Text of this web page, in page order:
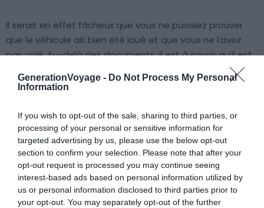
GenerationVoyage - Do Not Process My Personal
Information
If you wish to opt-out of the sale, sharing to third parties, or
processing of your personal or sensitive information for
targeted advertising by us, please use the below opt-out
section to confirm your selection. Please note that after your
opt-out request is processed you may continue seeing
interest-based ads based on personal information utilized by
us or personal information disclosed to third parties prior to
your opt-out. You may separately opt-out of the further
Il serait en effet fâcheux que vous ne puissiez prouver
que le véhicule ait bien été loué et que vous ne l’avez
pas volé. Au-delà des documents, il est à savoir qu’il est
premiers secours. Pensez aux pansements, désinfectant,
Tout manquement à cette obligation peut être
sanctionné d’une amende.
Péages d’autoroute en Bavière : quel tarif
pour votre catégorie de camping-car ?